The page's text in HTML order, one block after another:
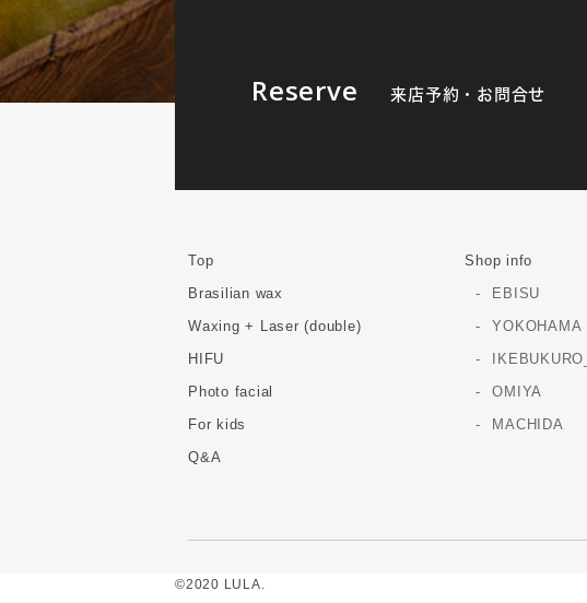
Reserve 来店予約・お問合せ
Top
Brasilian wax
Waxing + Laser (double)
HIFU
Photo facial
For kids
Q&A
Shop info
EBISU
YOKOHAMA
OMIYA
MACHIDA
©2020 LULA.